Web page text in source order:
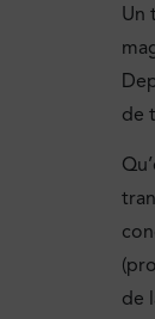
Un
de
de